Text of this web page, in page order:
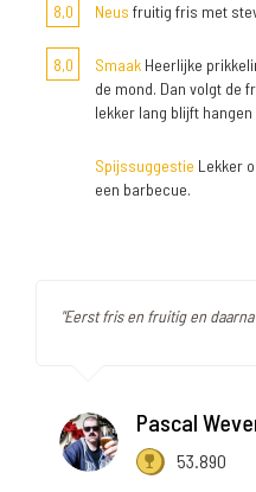
8,0 Neus fruitig fris met
8,0 Smaak Heerlijke
de mond. Dan volgt de
lekker lang blijft hangen
Spijssuggestie Lekker
een barbecue.
"Eerst fris en fruitig en
Pascal
53.890